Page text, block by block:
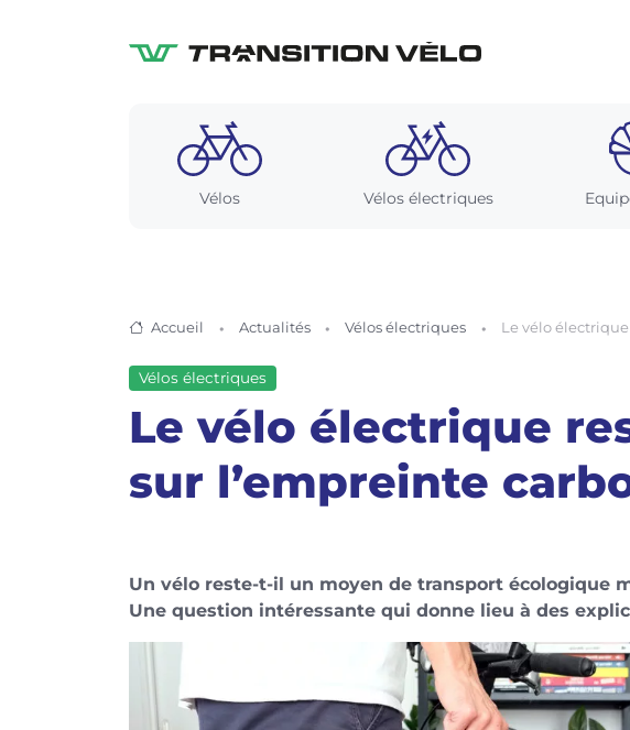
Vélos Vélos électriques
Accueil Actualités Vélos électriques Le vélo
Vélos électriques
Le vélo électrique
sur l’empreinte
Un vélo reste-t-il un moyen de transport écologique
Une question intéressante qui donne lieu à des